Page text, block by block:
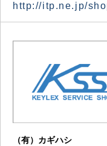
http://itp.ne.jp/
（有）カギハシ